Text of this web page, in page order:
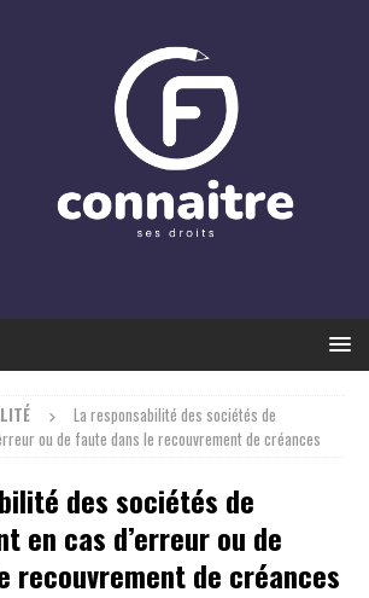
La responsabilité des sociétés de
ou de faute dans le recouvrement de créances
des sociétés de
en cas d’erreur ou de
recouvrement de créances